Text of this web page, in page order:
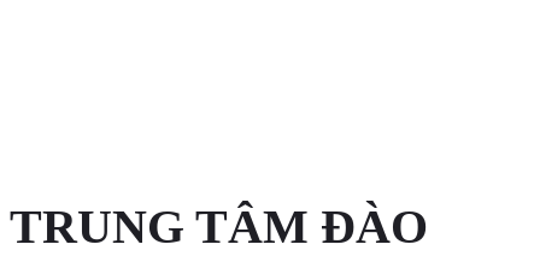
TRUNG TÂM ĐÀO